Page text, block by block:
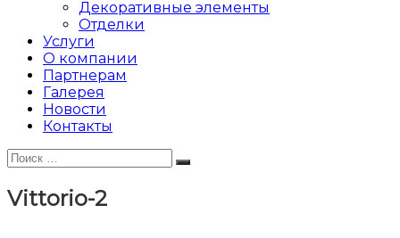
Декоративные элементы
Отделки
Услуги
О компании
Партнерам
Галерея
Новости
Контакты
Искать:
Поиск
Vittorio-2